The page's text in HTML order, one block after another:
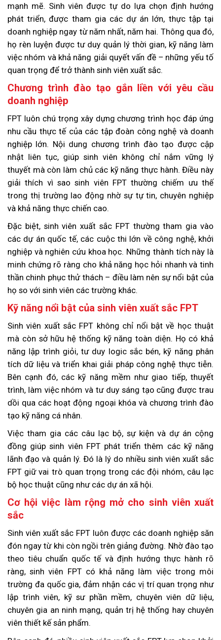
mạnh mẽ. Sinh viên được tự do lựa chọn định hướng
phát triển, được tham gia các dự án lớn, thực tập tại
doanh nghiệp ngay từ năm nhất, năm hai. Thông qua đó,
họ rèn luyện được tư duy quản lý thời gian, kỹ năng làm
việc nhóm và khả năng giải quyết vấn đề – những yếu tố
quan trọng để trở thành sinh viên xuất sắc.
Chương trình đào tạo gắn liền với yêu cầu
doanh nghiệp
FPT luôn chú trọng xây dựng chương trình học đáp ứng
nhu cầu thực tế của các tập đoàn công nghệ và doanh
nghiệp lớn. Nội dung chương trình đào tạo được cập
nhật liên tục, giúp sinh viên không chỉ nắm vững lý
thuyết mà còn làm chủ các kỹ năng thực hành. Điều này
giải thích vì sao sinh viên FPT thường chiếm ưu thế
trong thị trường lao động nhờ sự tự tin, chuyên nghiệp
và khả năng thực chiến cao.
Đặc biệt, sinh viên xuất sắc FPT thường tham gia vào
các dự án quốc tế, các cuộc thi lớn về công nghệ, khởi
nghiệp và nghiên cứu khoa học. Những thành tích này là
minh chứng rõ ràng cho khả năng học hỏi nhanh và tinh
thần chinh phục thử thách – điều làm nên sự nổi bật của
họ so với sinh viên các trường khác.
Kỹ năng nổi bật của sinh viên xuất sắc FPT
Sinh viên xuất sắc FPT không chỉ nổi bật về học thuật
mà còn sở hữu hệ thống kỹ năng toàn diện. Họ có khả
năng lập trình giỏi, tư duy logic sắc bén, kỹ năng phân
tích dữ liệu và triển khai giải pháp công nghệ thực tiễn.
Bên cạnh đó, các kỹ năng mềm như giao tiếp, thuyết
trình, làm việc nhóm và tư duy sáng tạo cũng được trau
dồi qua các hoạt động ngoại khóa và chương trình đào
tạo kỹ năng cá nhân.
Việc tham gia các câu lạc bộ, sự kiện và dự án cộng
đồng giúp sinh viên FPT phát triển thêm các kỹ năng
lãnh đạo và quản lý. Đó là lý do nhiều sinh viên xuất sắc
FPT giữ vai trò quan trọng trong các đội nhóm, câu lạc
bộ học thuật cũng như các dự án xã hội.
Cơ hội việc làm rộng mở cho sinh viên xuất
sắc
Sinh viên xuất sắc FPT luôn được các doanh nghiệp săn
đón ngay từ khi còn ngồi trên giảng đường. Nhờ đào tạo
theo tiêu chuẩn quốc tế và định hướng thực hành rõ
ràng, sinh viên FPT có khả năng làm việc trong môi
trường đa quốc gia, đảm nhận các vị trí quan trọng như
lập trình viên, kỹ sư phần mềm, chuyên viên dữ liệu,
chuyên gia an ninh mạng, quản trị hệ thống hay chuyên
viên thiết kế sản phẩm.